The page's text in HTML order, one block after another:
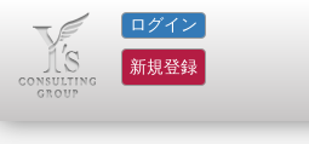
ログイン
新規登録
HOME
サービス紹介